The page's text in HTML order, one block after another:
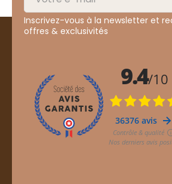
Inscrivez-vous à la newsletter et
offres & exclusivités